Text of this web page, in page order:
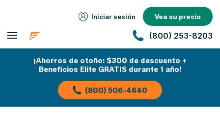
Iniciar sesión Vea su precio
(800) 253-8203
¡Ahorros de otoño: $300 de descuento +
Beneficios Elite GRATIS durante 1 año!
(800) 506-4640